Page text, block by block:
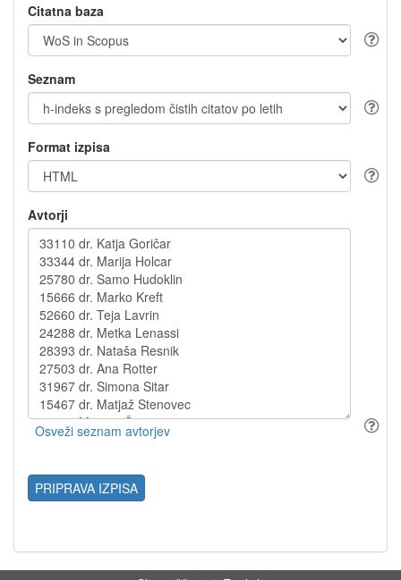
Citatna baza
Seznam
Format izpisa
Avtorji
PRIPRAVA IZPISA